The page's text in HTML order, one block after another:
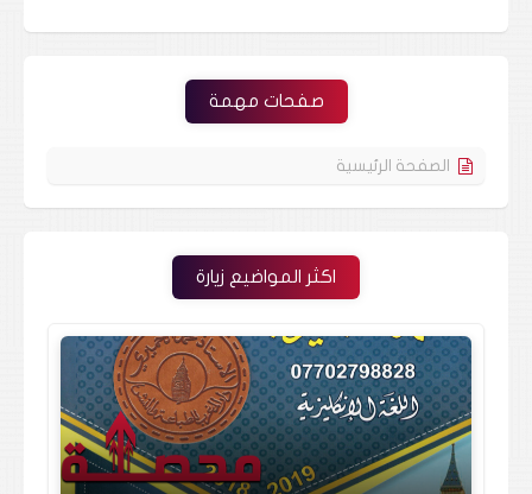
صفحات مهمة
الصفحة الرئيسية
اكثر المواضيع زيارة